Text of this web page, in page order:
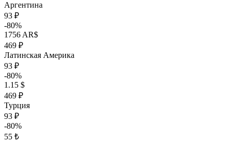
Аргентина
93 ₽
-80%
1756 AR$
469 ₽
Латинская Америка
93 ₽
-80%
1.15 $
469 ₽
Турция
93 ₽
-80%
55 ₺